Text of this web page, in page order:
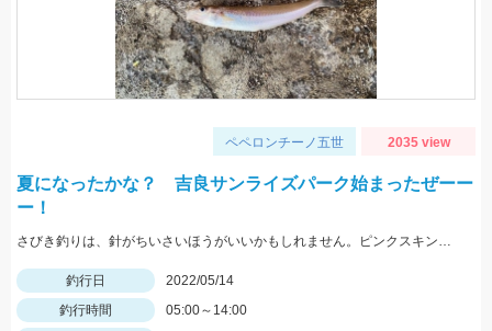
ペペロンチーノ五世 2035 view
夏になったかな？ 吉良サンライズパーク始まったぜーー
ー！
さびき釣りは、針がちいさいほうがいいかもしれません。ピンクスキンおすすめです。 根魚は、ゴールドイソメがおすすめです。
釣行日
2022/05/14
釣行時間
05:00～14:00